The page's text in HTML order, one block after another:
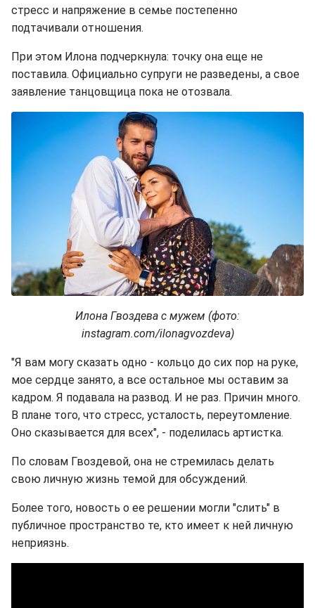
стресс и напряжение в семье постепенно
подтачивали отношения.
При этом Илона подчеркнула: точку она еще не
поставила. Официально супруги не разведены, а свое
заявление танцовщица пока не отозвала.
Илона Гвоздева с мужем (фото:
instagram.com/ilonagvozdeva)
"Я вам могу сказать одно - кольцо до сих пор на руке,
мое сердце занято, а все остальное мы оставим за
кадром. Я подавала на развод. И не раз. Причин много.
В плане того, что стресс, усталость, переутомление.
Оно сказывается для всех", - поделилась артистка.
По словам Гвоздевой, она не стремилась делать
свою личную жизнь темой для обсуждений.
Более того, новость о ее решении могли "слить" в
публичное пространство те, кто имеет к ней личную
неприязнь.